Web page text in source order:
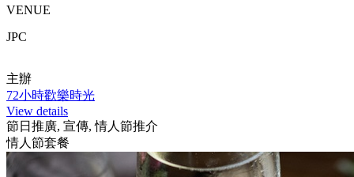
VENUE
JPC
主辦
72小時歡樂時光
View details
節日推廣, 宣傳, 情人節推介
情人節套餐